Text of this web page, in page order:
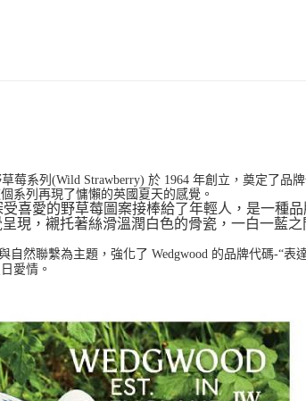
莓系列(Wild Strawberry) 於 1964 年創立，奠定了品
系列再現了慵懶的英國夏天的感覺。
喜愛的野草莓圖案接棒給了年輕人，是一種
現，襯托著絲滑溫潤白色的骨瓷，一白一藍
自然聯繫為主題，強化了 Wedgwood 的品牌代碼-“表
愛情。